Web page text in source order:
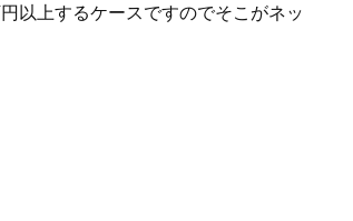
以上するケースですのでそこがネッ